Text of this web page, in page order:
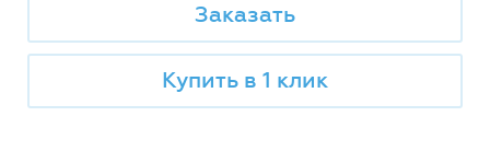
Заказать
Купить в 1 клик